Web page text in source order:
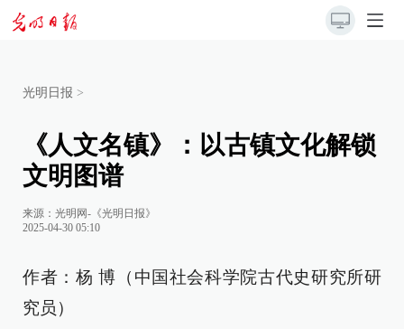
光明日报 >
《人文名镇》：以古镇文化解锁
文明图谱
来源： 光明网-《光明日报》
2025-04-30 05:10
作者：杨 博（中国社会科学院古代史研究所研
究员）